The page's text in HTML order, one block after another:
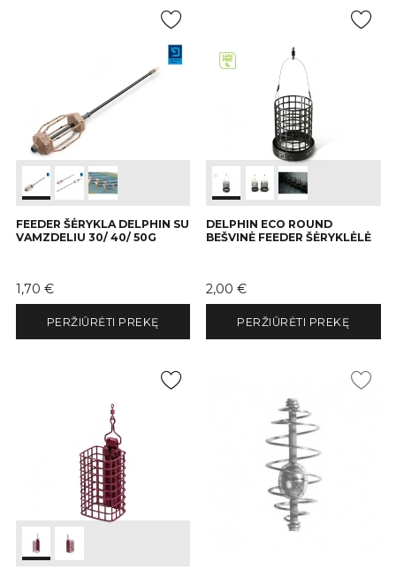
FEEDER ŠĖRYKLA DELPHIN SU
VAMZDELIU 30/ 40/ 50G
Kaina
1,70 €
PERŽIŪRĖTI PREKĘ
DELPHIN ECO ROUND
BEŠVINĖ FEEDER ŠĖRYKLĖLĖ
Kaina
2,00 €
PERŽIŪRĖTI PREKĘ